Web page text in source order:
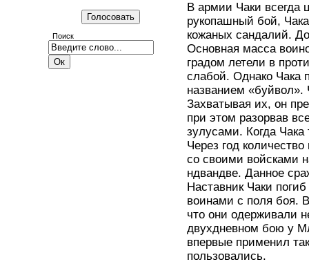
Поиск
В армии Чаки всегда
рукопашный бой,
кожаных сандалий.
Основная масса
градом летели в
слабой. Однако Чака
названием «буйвол».
Захватывая их, он
при этом разорвав
зулусами. Когда
Через год
со своими войсками
ндвандве. Данное
Наставник Чаки
воинами с поля боя.
что они одерживали
двухдневном бою у
впервые применил
пользовались.